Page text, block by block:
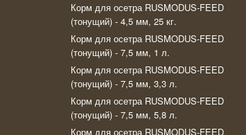
Корм для осетра RUSMODUS-FEED
(тонущий) - 4,5 мм, 25 кг.
Корм для осетра RUSMODUS-FEED
(тонущий) - 7,5 мм, 1 л.
Корм для осетра RUSMODUS-FEED
(тонущий) - 7,5 мм, 3,3 л.
Корм для осетра RUSMODUS-FEED
(тонущий) - 7,5 мм, 5,8 л.
Корм для осетра RUSMODUS-FEED